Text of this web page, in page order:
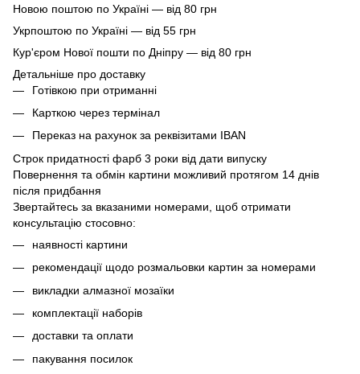
Новою поштою по Україні — від 80 грн
Укрпоштою по Україні — від 55 грн
Кур'єром Нової пошти по Дніпру — від 80 грн
Детальніше про доставку
Готівкою при отриманні
Карткою через термінал
Переказ на рахунок за реквізитами IBAN
Строк придатності фарб 3 роки від дати випуску
Повернення та обмін картини можливий протягом 14 днів
після придбання
Звертайтесь за вказаними номерами, щоб отримати
консультацію стосовно:
наявності картини
рекомендації щодо розмальовки картин за номерами
викладки алмазної мозаїки
комплектації наборів
доставки та оплати
пакування посилок